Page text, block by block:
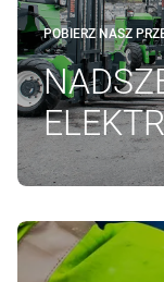
POBIERZ NASZ